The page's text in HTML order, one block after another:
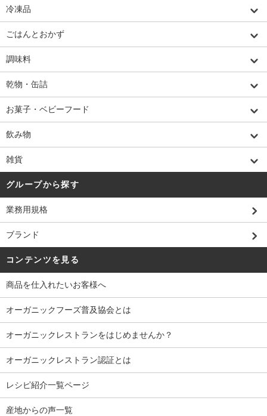
冷凍品
ごはんとおかず
調味料
乾物・缶詰
お菓子・ベビーフード
飲み物
雑貨
グループから探す
業務用規格
ブランド
コンテンツを見る
商品を仕入れたいお客様へ
オーガニックフーズ普及協会とは
オーガニックレストランをはじめませんか？
オーガニックレストラン認証とは
レシピ紹介一覧ページ
産地からの声一覧